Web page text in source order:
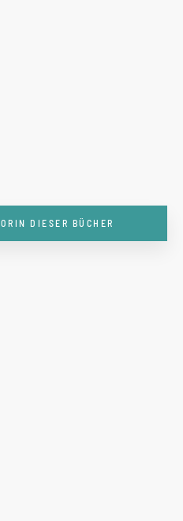
DIESER BÜCHER